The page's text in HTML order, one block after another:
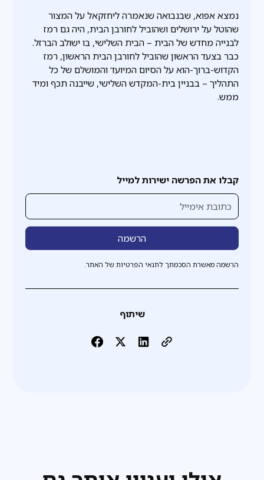
קבלו את הפרשה ישירות למייל
הרשמה מאשרת הסכמתך לתנאי הפרטיות של האתר.
שיתוף
נמצא אפוא, שבנבואה שנאמרה ליחזקאל על המצור
שהוטל על ירושלים ושהוביל לחורבן הבית, היה גם רמז
לבנייה מחדש של הבית – הבית השלישי, בו ישולב הברזל.
כבר בצעד הראשון שהוביל לחורבן הבית הראשון, רמז
הקדוש-ברוך-הוא על הסיום המיועד והמושלם של כל
התהליך – בבניין בית-המקדש השלישי, שייבנה תכף ומיד
ממש.